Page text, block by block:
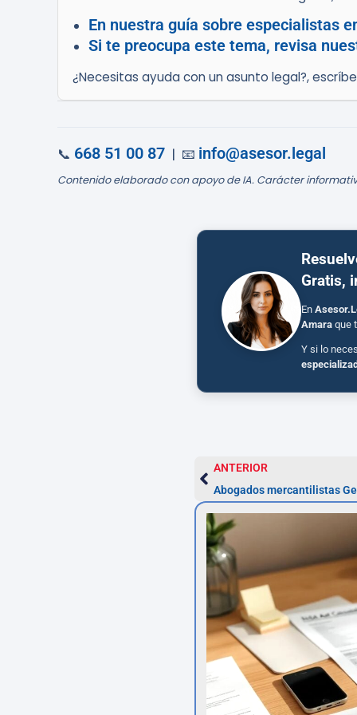
En nuestra guía sobre especialistas
Si te preocupa este tema, revisa
¿Necesitas ayuda con un asunto legal?,
📞 668 51 00 87 | 📧 info@asesor.legal
Contenido elaborado con apoyo de IA. Carácter
Gratis,
En
Amara que
Y si lo
ANTERIOR
Abogados mercantilistas